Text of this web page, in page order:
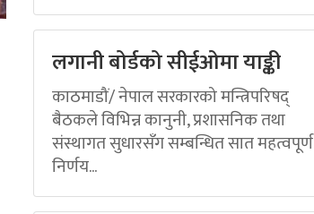
लगानी बोर्डको सीईओमा याङ्की
काठमाडौं/ नेपाल सरकारको मन्त्रिपरिषद्
बैठकले विभिन्न कानुनी, प्रशासनिक तथा
संस्थागत सुधारसँग सम्बन्धित सात महत्वपूर्ण
निर्णय...